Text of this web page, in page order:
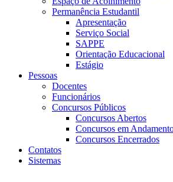
Permanência Estudantil
Apresentação
Serviço Social
SAPPE
Orientação Educacional
Estágio
Pessoas
Docentes
Funcionários
Concursos Públicos
Concursos Abertos
Concursos em
Concursos Encerrados
Contatos
Sistemas